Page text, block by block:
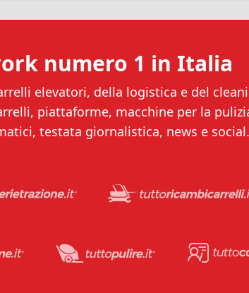
numero 1 in Italia
elevatori, della logistica e del
piattaforme, macchine per la
testata giornalistica, news e social.